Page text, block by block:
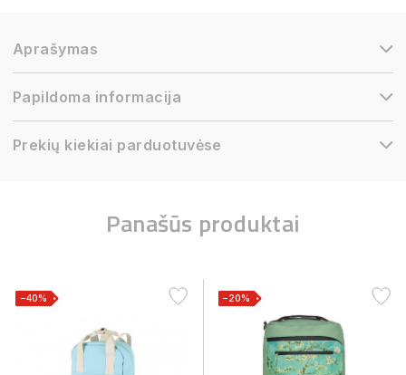
Aprašymas
Papildoma informacija
Prekių kiekiai parduotuvėse
Panašūs produktai
−40% −20%